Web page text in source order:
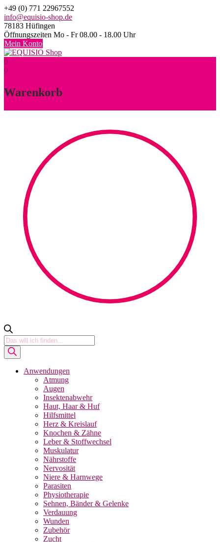
Skip
to
content
+49 (0) 771 22967552
info@equisio-shop.de
78183 Hüfingen
Öffnungszeiten Mo - Fr 08.00 - 18.00 Uhr
Mein Konto
0
0
Warenkorb
Products
search
Anwendungen
Atmung
Augen
Insektenabwehr
Haut, Haar & Huf
Hilfsmittel
Herz & Kreislauf
Knochen & Zähne
Leber & Stoffwechsel
Muskulatur
Nährstoffe
Nervosität
Niere & Harnwege
Parasiten
Physiotherapie
Sehnen, Bänder & Gelenke
Verdauung
Wunden
Zubehör
Zucht